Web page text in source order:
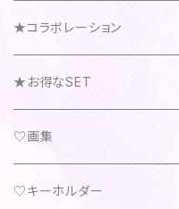
★コラボレーション
★お得なSET
♡画集
♡キーホルダー